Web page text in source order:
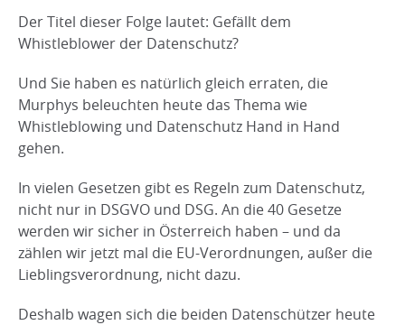
Der Titel dieser Folge lautet: Gefällt dem
Whistleblower der Datenschutz?
Und Sie haben es natürlich gleich erraten, die
Murphys beleuchten heute das Thema wie
Whistleblowing und Datenschutz Hand in Hand
gehen.
In vielen Gesetzen gibt es Regeln zum Datenschutz,
nicht nur in DSGVO und DSG. An die 40 Gesetze
werden wir sicher in Österreich haben – und da
zählen wir jetzt mal die EU-Verordnungen, außer die
Lieblingsverordnung, nicht dazu.
Deshalb wagen sich die beiden Datenschützer heute